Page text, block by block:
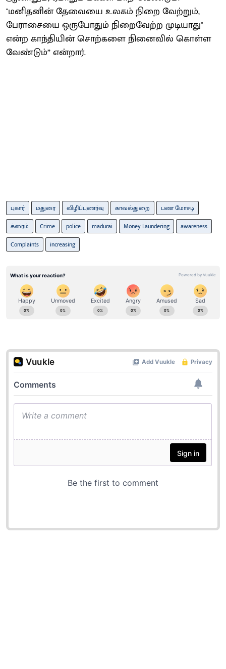
"மனிதனின் தேவையை உலகம் நிறை வேற்றும்,
பேராசையை ஒருபோதும் நிறைவேற்ற முடியாது"
என்ற காந்தியின் சொற்களை நினைவில் கொள்ள
வேண்டும்” என்றார்.
புகார் மதுரை விழிப்புணர்வு காவல்துறை
பண மோசடி
க்ரைம்
Crime police madurai Money Laundering
awareness
Complaints
increasing